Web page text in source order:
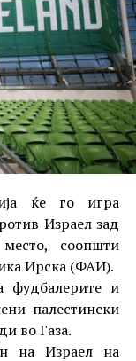
ќе го игра
Израел зад
соопшти
Ирска (ФАИ).
фудбалерите и
палестински
во Газа.
на Израел на